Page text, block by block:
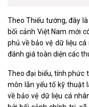
Theo Thiếu tướng, đây
bối cảnh Việt Nam mới
phủ về bảo vệ dữ liệu
đánh giá toàn diện các
Theo đại biểu, tính phức
môn lẫn yếu tố kỹ thuật
về bảo vệ dữ liệu cá